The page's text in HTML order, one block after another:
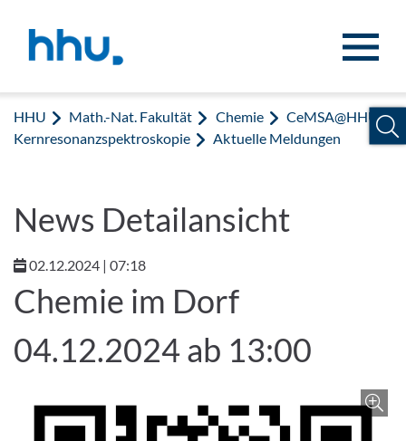
HHU Math.-Nat. Fakultät Chemie
CeMSA@HHU:
Kernresonanzspektroskopie
Aktuelle Meldungen
News Detailansicht
02.12.2024 | 07:18
Chemie im Dorf
04.12.2024 ab 13:00